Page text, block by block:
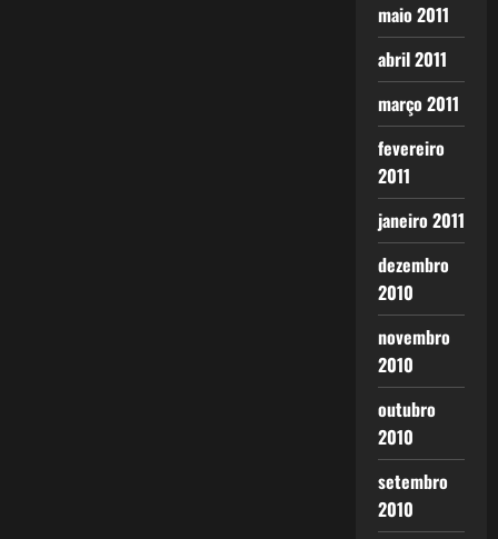
maio 2011
abril 2011
março 2011
fevereiro
2011
janeiro 2011
dezembro
2010
novembro
2010
outubro
2010
setembro
2010